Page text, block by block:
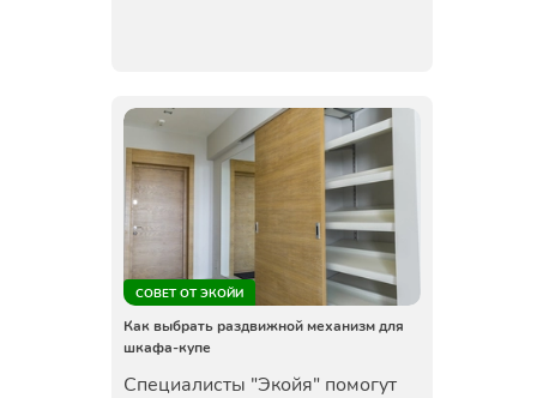
СОВЕТ ОТ ЭКОЙИ
Как выбрать раздвижной механизм для
шкафа-купе
Специалисты "Экойя" помогут